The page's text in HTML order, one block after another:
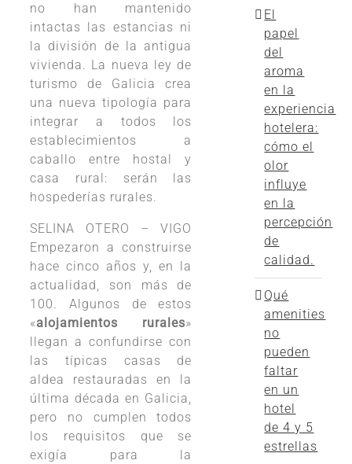
no han mantenido
intactas las estancias ni
la división de la antigua
vivienda. La nueva ley de
turismo de Galicia crea
una nueva tipología para
integrar a todos los
establecimientos a
caballo entre hostal y
casa rural: serán las
hospederías rurales.
SELINA OTERO – VIGO
Empezaron a construirse
hace cinco años y, en la
actualidad, son más de
100. Algunos de estos
«alojamientos rurales»
llegan a confundirse con
las típicas casas de
aldea restauradas en la
última década en Galicia,
pero no cumplen todos
los requisitos que se
exigía para la
El
papel
del
aroma
en la
experiencia
hotelera:
cómo el
olor
influye
en la
percepción
de
calidad.
Qué
amenities
no
pueden
faltar
en un
hotel
de 4 y 5
estrellas